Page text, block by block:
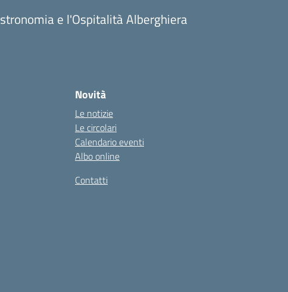
e l'Ospitalità Alberghiera
Novità
Le notizie
Le circolari
Calendario eventi
Albo online
Contatti